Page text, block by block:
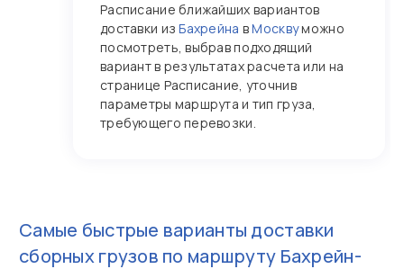
Расписание ближайших вариантов
доставки изБахрейна вМосквуможно
посмотреть, выбрав подходящий
вариант в результатах расчета или на
странице Расписание, уточнив
параметры маршрута и тип груза,
требующего перевозки.
Самые быстрые варианты доставки
сборных грузов по маршруту Бахрейн-